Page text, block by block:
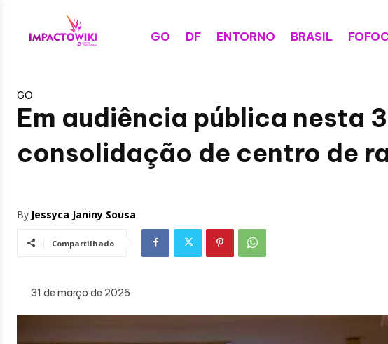
GO DF ENTORNO BRASIL
GO
Em audiência pública nesta
consolidação de centro de
By Jessyca Janiny Sousa
Compartilhado
31 de março de 2026